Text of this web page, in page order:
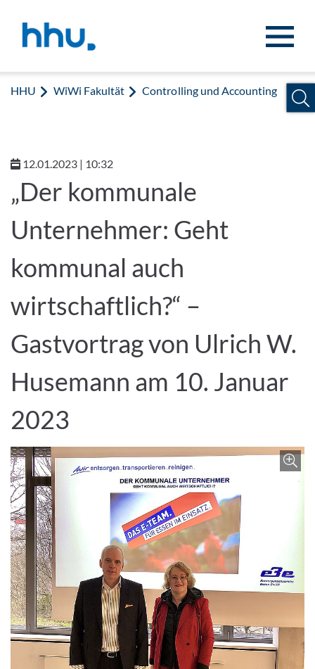
HHU WiWi Fakultät Controlling und Accounting
12.01.2023 | 10:32
„Der kommunale
Unternehmer: Geht
kommunal auch
wirtschaftlich?“ –
Gastvortrag von Ulrich W.
Husemann am 10. Januar
2023